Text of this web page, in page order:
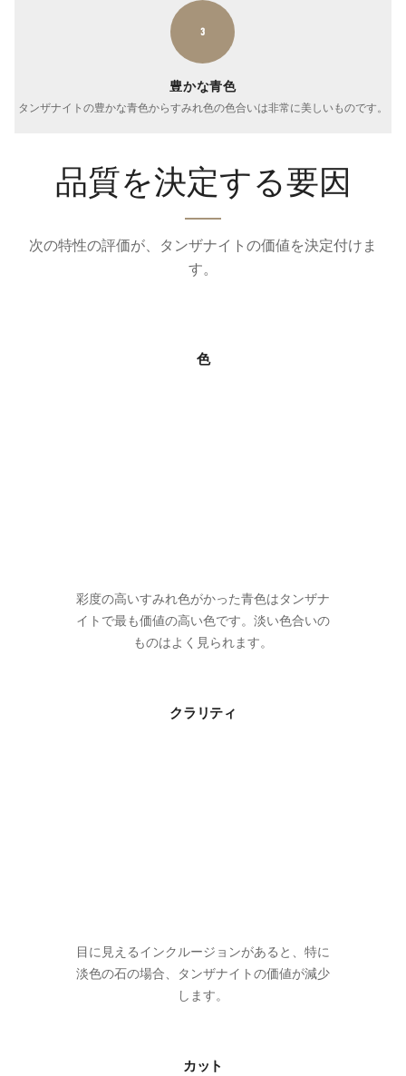
3
豊かな青色
タンザナイトの豊かな青色からすみれ色の色合いは非常に美しいものです。
品質を決定する要因
次の特性の評価が、タンザナイトの価値を決定付けま
す。
色
彩度の高いすみれ色がかった青色はタンザナ
イトで最も価値の高い色です。淡い色合いの
ものはよく見られます。
クラリティ
目に見えるインクルージョンがあると、特に
淡色の石の場合、タンザナイトの価値が減少
します。
カット